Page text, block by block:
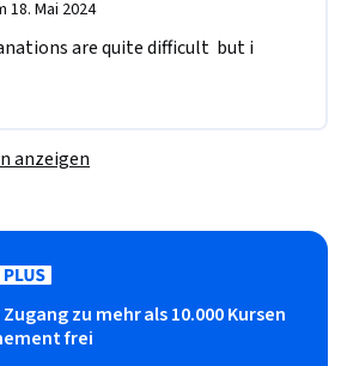
18. Mai 2024
are quite difficult  but i
anzeigen
zu mehr als 10.000 Kursen
frei